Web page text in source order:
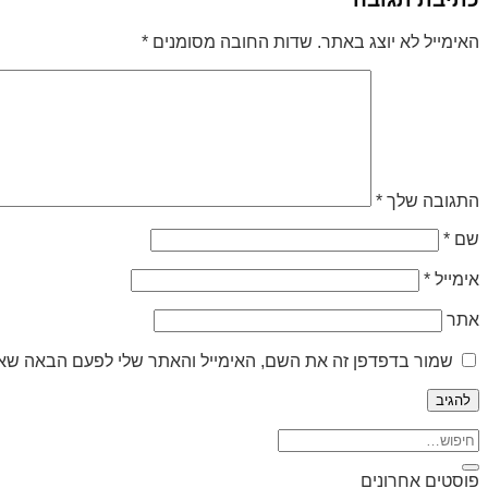
האימייל לא יוצג באתר. שדות החובה מסומנים *
התגובה שלך *
שם *
אימייל *
אתר
שמור בדפדפן זה את השם, האימייל והאתר שלי לפעם הבאה
פוסטים אחרונים